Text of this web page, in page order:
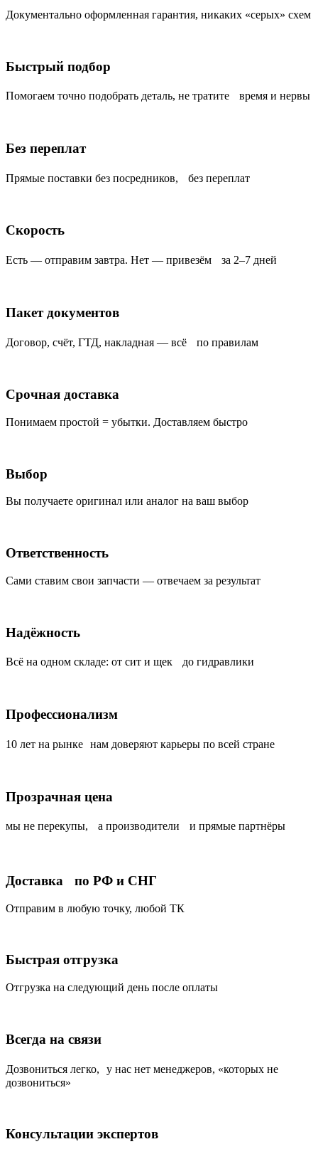
Документально оформленная гарантия, никаких «серых» схем
Быстрый подбор
Помогаем точно подобрать деталь, не тратите время и нервы
Без переплат
Прямые поставки без посредников, без переплат
Скорость
Есть — отправим завтра. Нет — привезём за 2–7 дней
Пакет документов
Договор, счёт, ГТД, накладная — всё по правилам
Срочная доставка
Понимаем простой = убытки. Доставляем быстро
Выбор
Вы получаете оригинал или аналог на ваш выбор
Ответственность
Сами ставим свои запчасти — отвечаем за результат
Надёжность
Всё на одном складе: от сит и щек до гидравлики
Профессионализм
10 лет на рынке нам доверяют карьеры по всей стране
Прозрачная цена
мы не перекупы, а производители и прямые партнёры
Доставка по РФ и СНГ
Отправим в любую точку, любой ТК
Быстрая отгрузка
Отгрузка на следующий день после оплаты
Всегда на связи
Дозвониться легко, у нас нет менеджеров, «которых не
дозвониться»
Консультации экспертов